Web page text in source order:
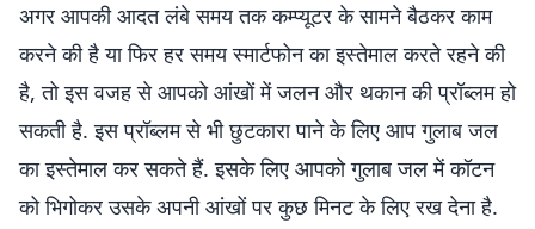
अगर आपकी आदत लंबे समय तक कम्प्यूटर के सामने बैठकर काम
करने की है या फिर हर समय स्मार्टफोन का इस्तेमाल करते रहने की
है, तो इस वजह से आपको आंखों में जलन और थकान की प्रॉब्लम हो
सकती है. इस प्रॉब्लम से भी छुटकारा पाने के लिए आप गुलाब जल
का इस्तेमाल कर सकते हैं. इसके लिए आपको गुलाब जल में कॉटन
को भिगोकर उसके अपनी आंखों पर कुछ मिनट के लिए रख देना है.